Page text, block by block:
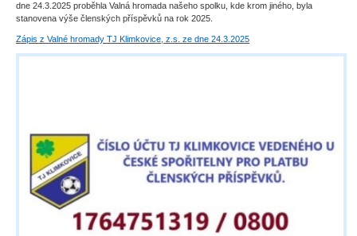
dne 24.3.2025 proběhla Valná hromada našeho spolku, kde krom jiného, byla
stanovena výše členských příspěvků na rok 2025.
Zápis z Valné hromady TJ Klimkovice, z.s. ze dne 24.3.2025
Portrét